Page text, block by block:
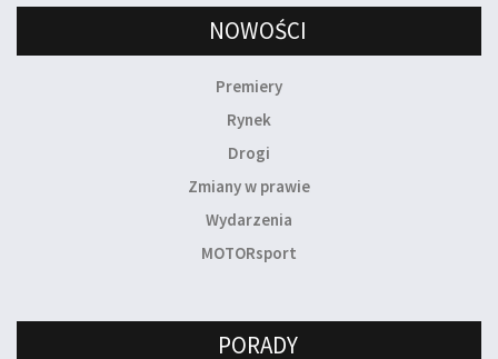
NOWOŚCI
Premiery
Rynek
Drogi
Zmiany w prawie
Wydarzenia
MOTORsport
PORADY